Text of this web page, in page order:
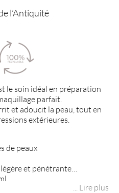
l’Antiquité
le soin idéal en préparation
parfait.
et adoucit la peau, tout en
extérieures.
de peaux
et pénétrante
... Lire plus